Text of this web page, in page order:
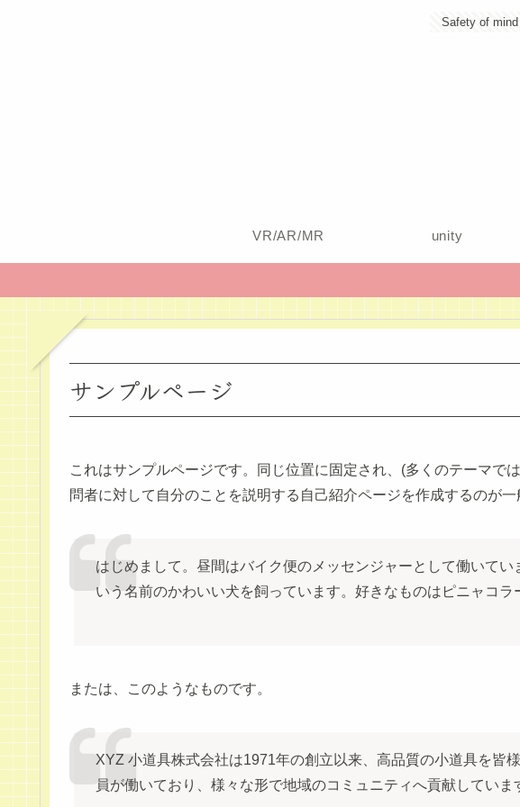
Safety of
VR/AR/MR unity
サンプルページ
これはサンプルページです。同じ位置に固定され、(多くのテーマ
問者に対して自分のことを説明する自己紹介ページを作成するのが
はじめまして。昼間はバイク便のメッセンジャーとして働いて
いう名前のかわいい犬を飼っています。好きなものはピニャコラ
または、このようなものです。
XYZ 小道具株式会社は1971年の創立以来、高品質の小道具を皆
員が働いており、様々な形で地域のコミュニティへ貢献していま